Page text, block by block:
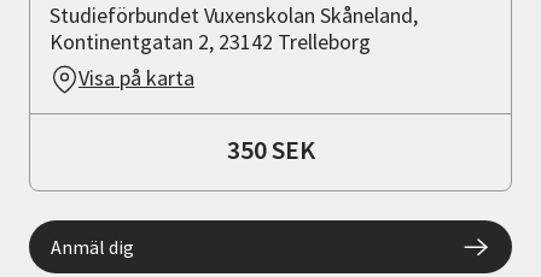
Studieförbundet Vuxenskolan Skåneland,
Kontinentgatan 2, 23142 Trelleborg
Visa på karta
350 SEK
Anmäl dig